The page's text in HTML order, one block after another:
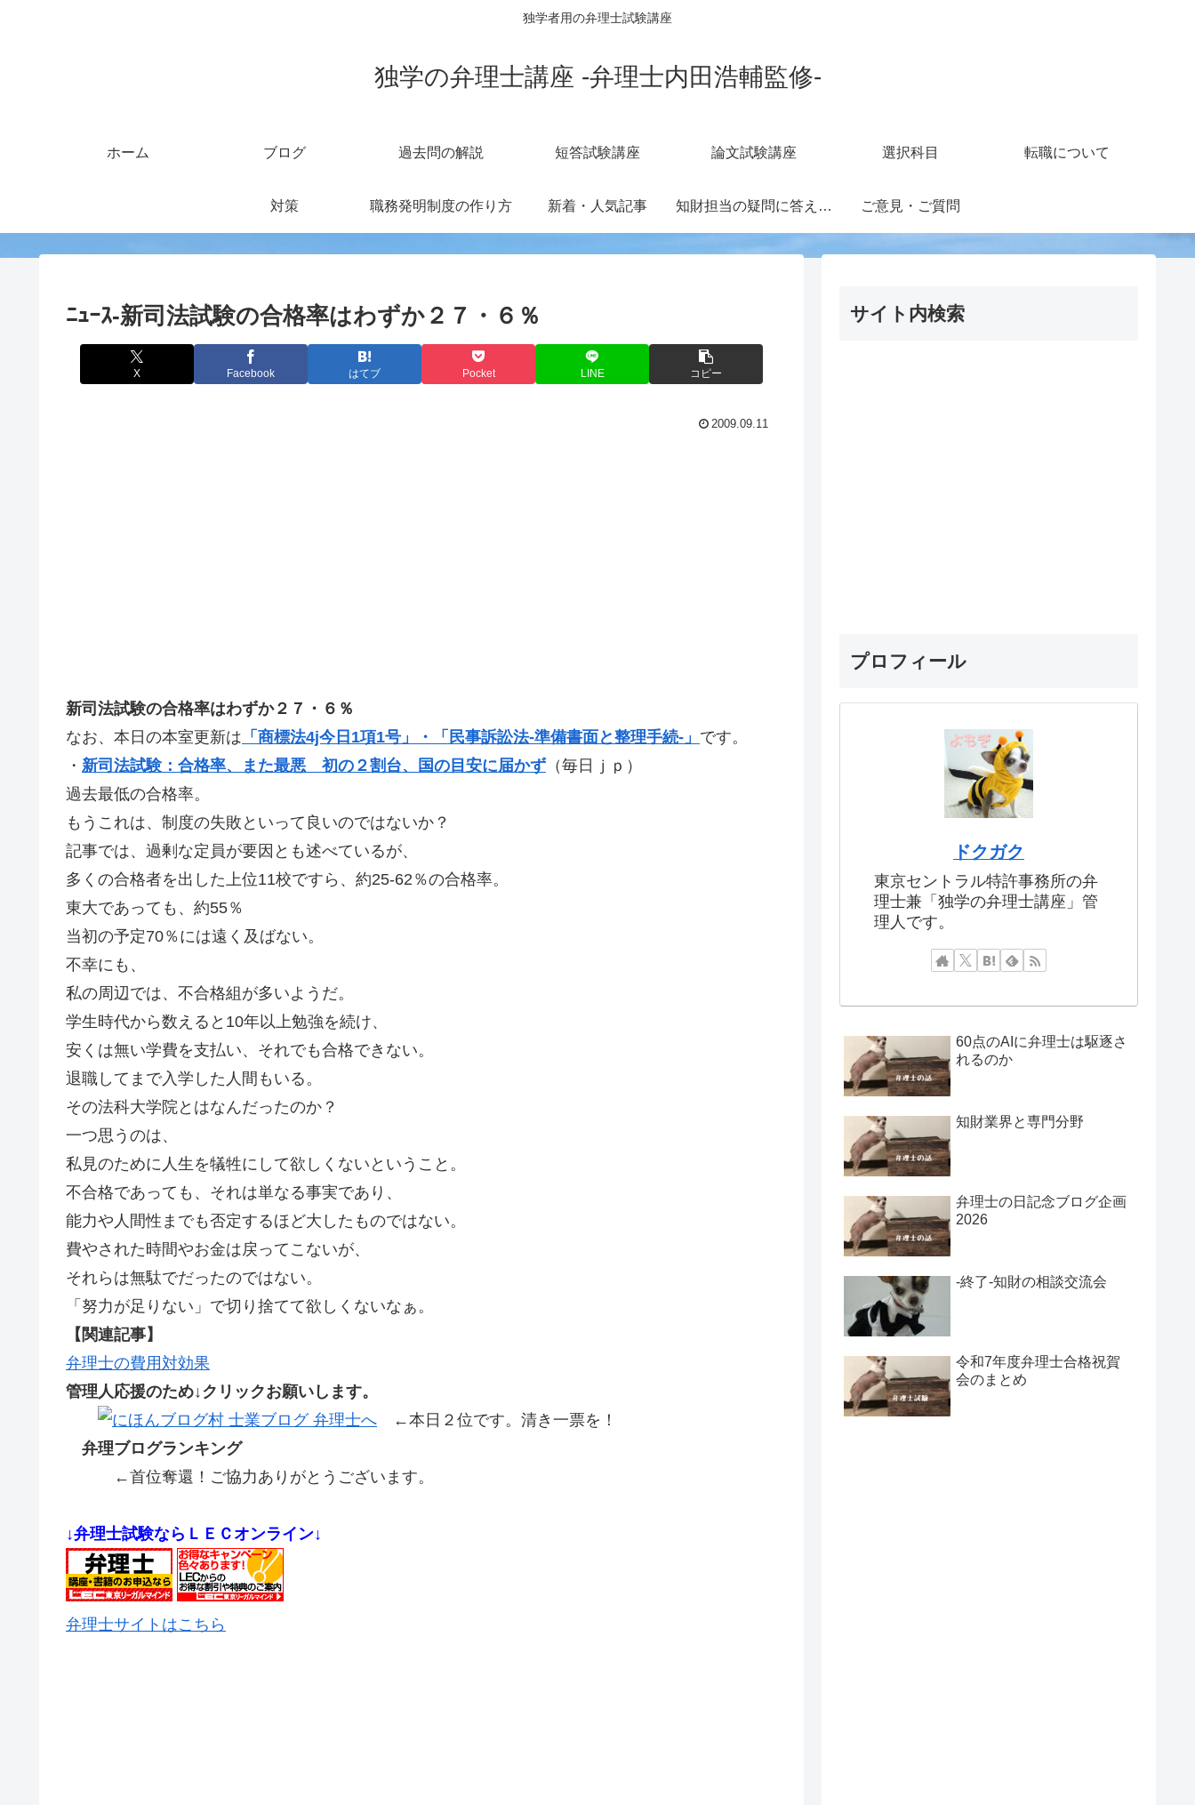
独学者用の弁理士試験講座
独学の弁理士講座 -弁理士内田浩輔監修-
ホーム ブログ 過去問の解説 短答試験講座 論文試験講座 選択科目 転職について
対策 職務発明制度の作り方 新着・人気記事 知財担当の疑問に答えるフォーラム ご意見・ご質問
ﾆｭｰｽ-新司法試験の合格率はわずか２７・６％
X Facebook はてブ Pocket LINE コピー
2009.09.11
新司法試験の合格率はわずか２７・６％
なお、本日の本室更新は 「商標法4j今日1項1号」・「民事訴訟法-準備書面と整理手続-」 です。
・ 新司法試験：合格率、また最悪 初の２割台、国の目安に届かず（毎日ｊｐ）
過去最低の合格率。
もうこれは、制度の失敗といって良いのではないか？
記事では、過剰な定員が要因とも述べているが、
多くの合格者を出した上位11校ですら、約25-62％の合格率。
東大であっても、約55％
当初の予定70％には遠く及ばない。
不幸にも、
私の周辺では、不合格組が多いようだ。
学生時代から数えると10年以上勉強を続け、
安くは無い学費を支払い、それでも合格できない。
退職してまで入学した人間もいる。
その法科大学院とはなんだったのか？
一つ思うのは、
私見のために人生を犠牲にして欲しくないということ。
不合格であっても、それは単なる事実であり、
能力や人間性までも否定するほど大したものではない。
費やされた時間やお金は戻ってこないが、
それらは無駄でだったのではない。
「努力が足りない」で切り捨てて欲しくないなぁ。
【関連記事】
弁理士の費用対効果
管理人応援のため↓クリックお願いします。
←本日２位です。清き一票を！
弁理ブログランキング
←首位奪還！ご協力ありがとうございます。
↓弁理士試験ならＬＥＣオンライン↓
弁理士サイトはこちら
サイト内検索
プロフィール
ドクガク
東京セントラル特許事務所の弁
理士兼「独学の弁理士講座」管
理人です。
60点のAIに弁理士は駆逐さ
れるのか
知財業界と専門分野
弁理士の日記念ブログ企画
2026
-終了-知財の相談交流会
令和7年度弁理士合格祝賀
会のまとめ